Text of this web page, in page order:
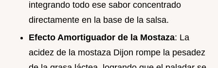
integrando todo ese sabor concentrado
directamente en la base de la salsa.
Efecto Amortiguador de la Mostaza: La
acidez de la mostaza Dijon rompe la pesadez